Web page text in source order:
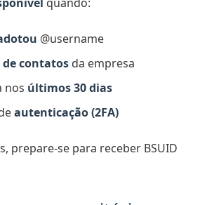
@username
contatos da empresa
nos últimos 30 dias
autenticação (2FA)
prepare-se para receber BSUID